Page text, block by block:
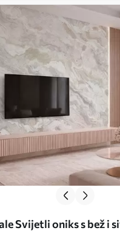
Svijetli oniks s bež i
w05430